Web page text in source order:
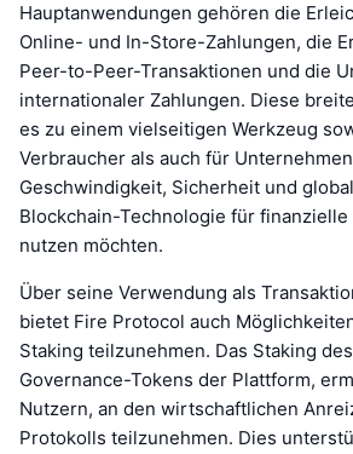
Hauptanwendungen gehören die
Online- und In-Store-Zahlungen, die
Peer-to-Peer-Transaktionen und die
internationaler Zahlungen. Diese
es zu einem vielseitigen Werkzeug
Verbraucher als auch für
Geschwindigkeit, Sicherheit und
Blockchain-Technologie für finanzielle
nutzen möchten.
Über seine Verwendung als
bietet Fire Protocol auch
Staking teilzunehmen. Das Staking
Governance-Tokens der Plattform,
Nutzern, an den wirtschaftlichen
Protokolls teilzunehmen. Dies